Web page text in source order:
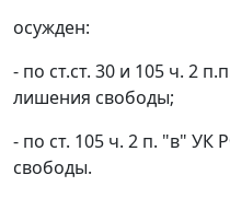
осужден:
- по ст.ст. 30 и 105 ч. 2
лишения свободы;
- по ст. 105 ч. 2 п. "в" УК
свободы.